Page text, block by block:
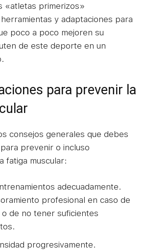
«atletas primerizos»
y adaptaciones para
poco a poco mejoren su
de este deporte en un
para prevenir la
consejos generales que debes
prevenir o incluso
fatiga muscular:
adecuadamente.
profesional en caso de
de no tener suficientes
progresivamente.